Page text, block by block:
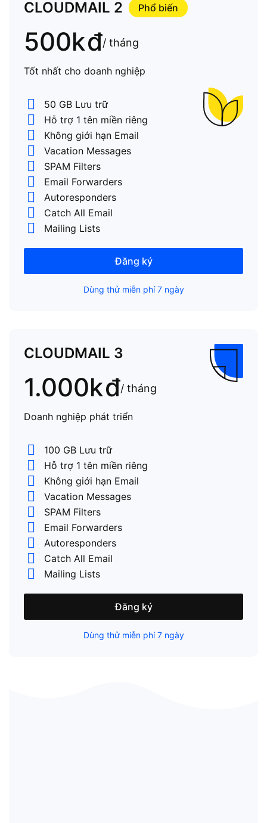
CLOUDMAIL 2 Phổ biến
500kđ/ tháng
Tốt nhất cho doanh nghiệp
50 GB Lưu trữ
Hỗ trợ 1 tên miền riêng
Không giới hạn Email
Vacation Messages
SPAM Filters
Email Forwarders
Autoresponders
Catch All Email
Mailing Lists
Đăng ký
Dùng thử miễn phí 7 ngày
CLOUDMAIL 3
1.000kđ/ tháng
Doanh nghiệp phát triển
100 GB Lưu trữ
Hỗ trợ 1 tên miền riêng
Không giới hạn Email
Vacation Messages
SPAM Filters
Email Forwarders
Autoresponders
Catch All Email
Mailing Lists
Đăng ký
Dùng thử miễn phí 7 ngày